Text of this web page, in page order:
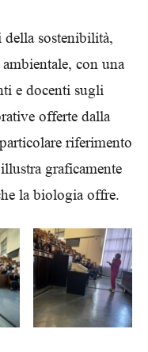
sostenibilità,
con una
e docenti sugli
offerte dalla
riferimento
graficamente
la biologia offre.